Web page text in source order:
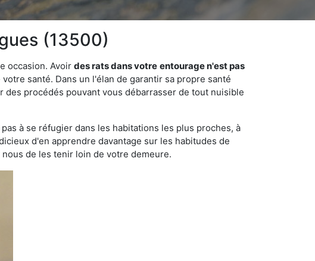
(13500)
occasion. Avoir des rats dans votre entourage n'est pas
santé. Dans un l'élan de garantir sa propre santé
procédés pouvant vous débarrasser de tout nuisible
à se réfugier dans les habitations les plus proches, à
d'en apprendre davantage sur les habitudes de
de les tenir loin de votre demeure.